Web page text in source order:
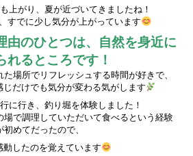
上がり、夏が近づいてきましたね！
すでに少し気分が上がっています
由のひとつは、自然を身近に
れるところです！
場所でリフレッシュする時間が好きで、
じだけでも気分が変わる気がします
に行き、釣り堀を体験しました！
場で調理していただいて食べるという経験
初めてだったので、
動したのを覚えています